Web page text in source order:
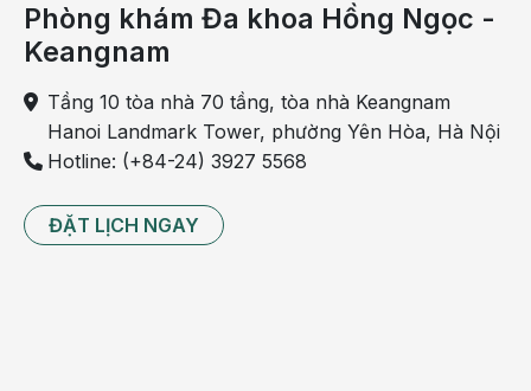
Phòng khám Đa khoa Hồng Ngọc -
Keangnam
Tầng 10 tòa nhà 70 tầng, tòa nhà Keangnam
Hanoi Landmark Tower, phường Yên Hòa, Hà Nội
Hotline: (+84-24) 3927 5568
ĐẶT LỊCH NGAY